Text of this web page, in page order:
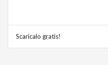
Scaricalo gratis!